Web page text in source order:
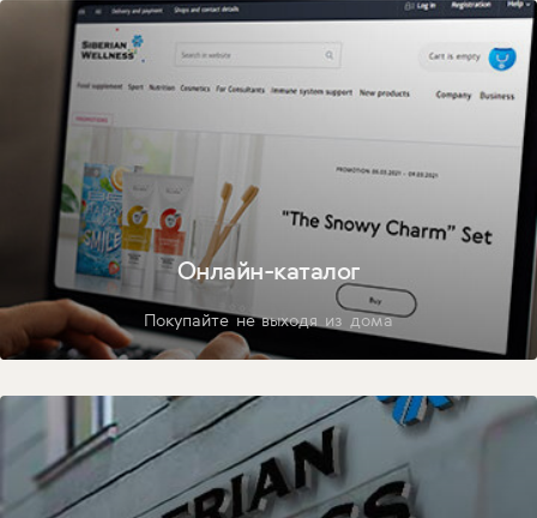
Онлайн-каталог
Покупайте не выходя из дома